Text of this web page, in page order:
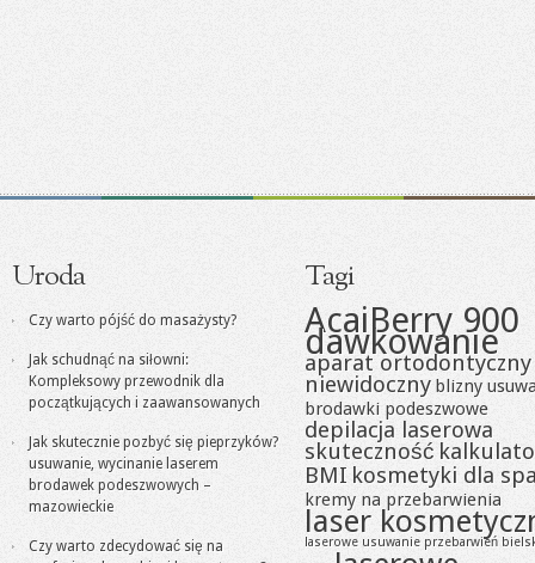
Uroda
Czy warto pójść do masażysty?
Jak schudnąć na siłowni:
Kompleksowy przewodnik dla
początkujących i zaawansowanych
Jak skutecznie pozbyć się pieprzyków?
usuwanie, wycinanie laserem
brodawek podeszwowych –
mazowieckie
Czy warto zdecydować się na
Tagi
AcaiBerry 900
dawkowanie
aparat ortodontyczny
niewidoczny blizny
brodawki podeszwowe
depilacja laserowa
skuteczność
BMI kosmetyki dla
kremy na przebarwienia
laser
laserowe usuwanie przebarwień